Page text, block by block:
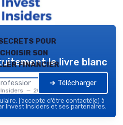
pour
son
financier
— 2026
le livre blanc
➔ Télécharger
j’accepte d’être contacté(e) à
Invest Insiders et ses partenaires.